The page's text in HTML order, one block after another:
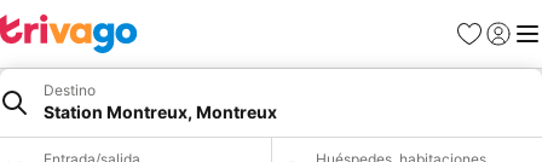
Favoritos
Iniciar
Destino
Station Montreux, Montreux